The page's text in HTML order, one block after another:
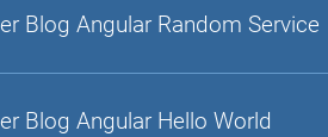
Blog Angular Random Service
Blog Angular Hello World